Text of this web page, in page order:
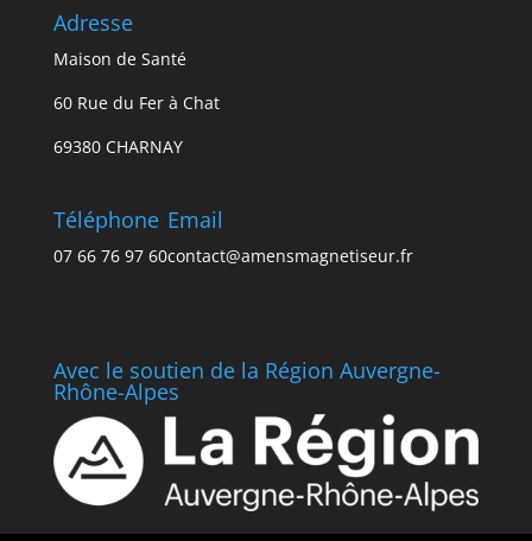
Adresse
Maison de Santé
60 Rue du Fer à Chat
69380 CHARNAY
Téléphone
07 66 76 97 60
Email
contact@amensmagnetiseur.fr
Avec le soutien de la Région Auvergne-
Rhône-Alpes